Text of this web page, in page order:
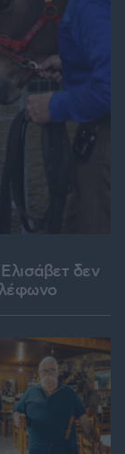
δεν